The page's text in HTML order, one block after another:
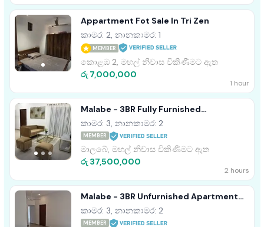
Appartment Fot Sale In Tri Zen
කාමර: 2, නානකාමර: 1
MEMBER
කොළඹ 2, මහල් නිවාස විකිණීමට ඇත
රු 7,000,000
1 hour
Malabe - 3BR Fully Furnished
Apartment For Sale • TPM2024NADEES
කාමර: 3, නානකාමර: 2
MEMBER
මාලබේ, මහල් නිවාස විකිණීමට ඇත
රු 37,500,000
2 hours
Malabe - 3BR Unfurnished Apartment
For Sale • TPM2024DESH
කාමර: 3, නානකාමර: 2
MEMBER